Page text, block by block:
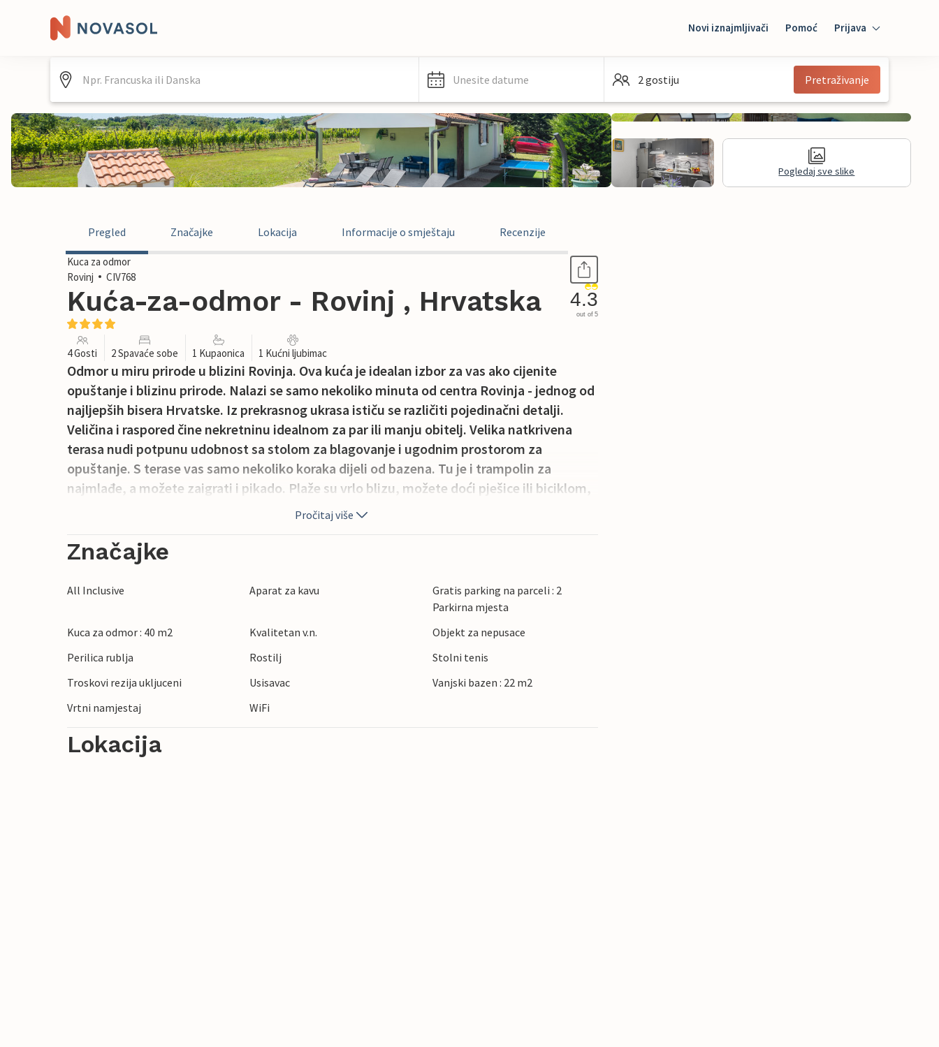
Novi iznajmljivači Pomoć Prijava
Mybooking
Unesite datume 2 gostiju Pretraživanje
Pogledaj sve slike
Pregled Značajke Lokacija Informacije o smještaju Recenzije
Kuca za odmor
Rovinj
CIV768
Kuća-za-odmor - Rovinj , Hrvatska 4.3
out of 5
4 Gosti 2 Spavaće sobe 1 Kupaonica 1 Kućni ljubimac
Odmor u miru prirode u blizini Rovinja. Ova kuća je idealan izbor za vas ako cijenite
opuštanje i blizinu prirode. Nalazi se samo nekoliko minuta od centra Rovinja - jednog od
najljepših bisera Hrvatske. Iz prekrasnog ukrasa ističu se različiti pojedinačni detalji.
Veličina i raspored čine nekretninu idealnom za par ili manju obitelj. Velika natkrivena
terasa nudi potpunu udobnost sa stolom za blagovanje i ugodnim prostorom za
opuštanje. S terase vas samo nekoliko koraka dijeli od bazena. Tu je i trampolin za
najmlađe, a možete zaigrati i pikado. Plaže su vrlo blizu, možete doći pješice ili biciklom,
kao i restoran. Istražite prekrasan Rovinj, njegove romantične ulice i prekrasne plaže
Pročitaj više
Značajke
All Inclusive Aparat za kavu
Gratis parking na parceli : 2
Parkirna mjesta
Kuca za odmor : 40 m2
Kvalitetan v.n.
Objekt za nepusace
Perilica rublja
Rostilj
Stolni tenis
Troskovi rezija ukljuceni
Usisavac
Vanjski bazen : 22 m2
Vrtni namjestaj
WiFi
Lokacija